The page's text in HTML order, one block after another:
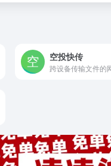
空投快传
跨设备传输文件的